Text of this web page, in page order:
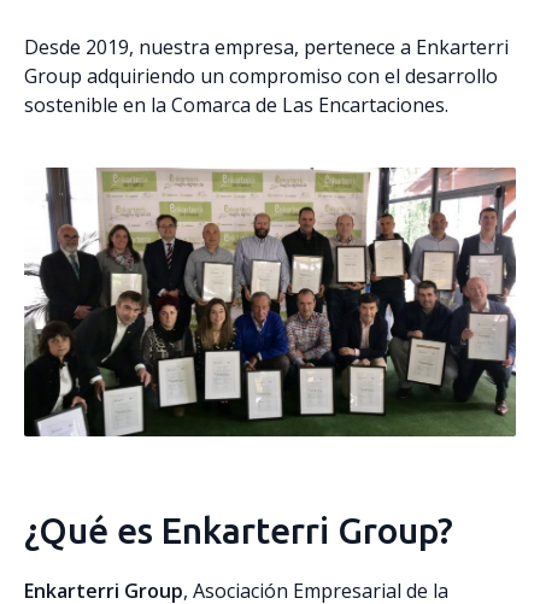
Desde 2019, nuestra empresa, pertenece a Enkarterri
Group adquiriendo un compromiso con el desarrollo
sostenible en la Comarca de Las Encartaciones.
¿Qué es Enkarterri Group?
Enkarterri Group, Asociación Empresarial de la